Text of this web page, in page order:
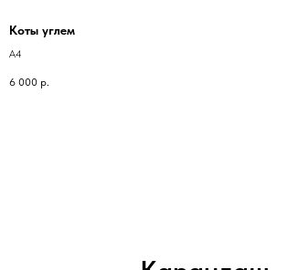
Коты углем
А4
6 000 р.